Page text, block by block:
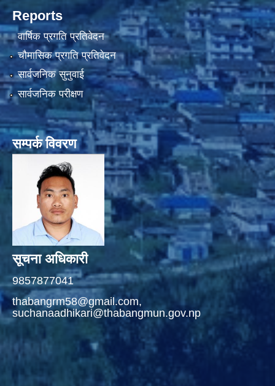
Reports
वार्षिक प्रगति प्रतिवेदन
चौमासिक प्रगति प्रतिवेदन
सार्वजनिक सुनुवाई
सार्वजनिक परीक्षण
सम्पर्क विवरण
सूचना अधिकारी
9857877041
thabangrm58@gmail.com,
suchanaadhikari@thabangmun.gov.np